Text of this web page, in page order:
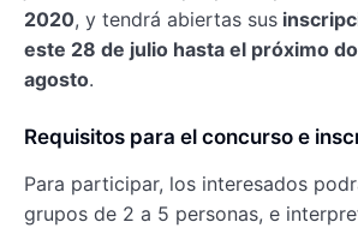
2020, y tendrá abiertas sus
este 28 de julio hasta el próximo
agosto.
Requisitos para el concurso e
Para participar, los interesados
grupos de 2 a 5 personas, e